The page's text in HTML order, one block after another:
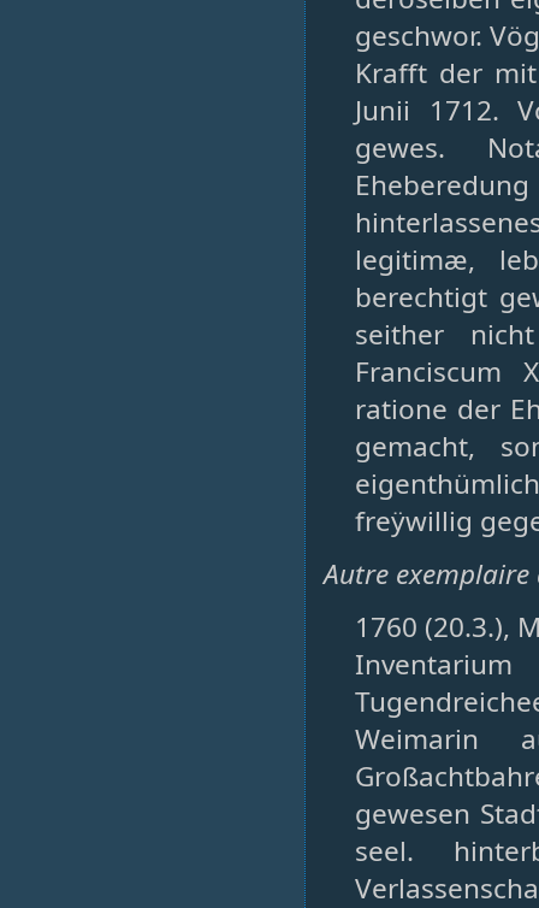
geschwor.
Krafft der
Junii 1712.
gewes.
legitimæ,
berechtigt
seither
Franciscum
ratione der
gemacht,
freÿwillig
Autre exemplaire
1760 (20.3.),
Weimarin
gewesen
seel.